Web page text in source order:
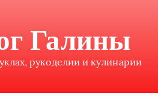
Галины
рукоделии и кулинарии